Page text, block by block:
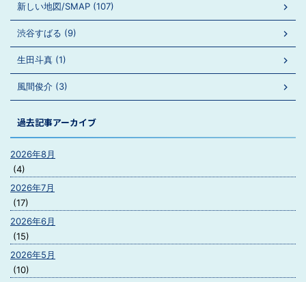
新しい地図/SMAP (107)
渋谷すばる (9)
生田斗真 (1)
風間俊介 (3)
過去記事アーカイブ
2026年8月
(4)
2026年7月
(17)
2026年6月
(15)
2026年5月
(10)